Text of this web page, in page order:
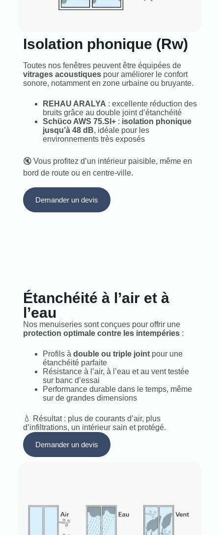
Isolation phonique (Rw)
Toutes nos fenêtres peuvent être équipées de
vitrages acoustiquespour améliorer le confort
sonore, notamment en zone urbaine ou bruyante.
REHAU ARALYA : excellente réduction des
bruits grâce au double joint d’étanchéité
Schüco AWS 75.SI+: isolation phonique
jusqu’à 48 dB, idéale pour les
environnements très exposés
🔇 Vous profitez d’un intérieur paisible, même en
bord de route ou en centre-ville.
Demander un devis
Étanchéité à l’air et à
l’eau
Nos menuiseries sont conçues pour offrir une
protection optimale contre les intempéries:
Profils à double ou triple jointpour une
étanchéité parfaite
Résistance à l’air, à l’eau et au vent testée
sur banc d’essai
Performance durable dans le temps, même
sur de grandes dimensions
💧 Résultat : plus de courants d’air, plus
d’infiltrations, un intérieur sain et protégé.
Demander un devis